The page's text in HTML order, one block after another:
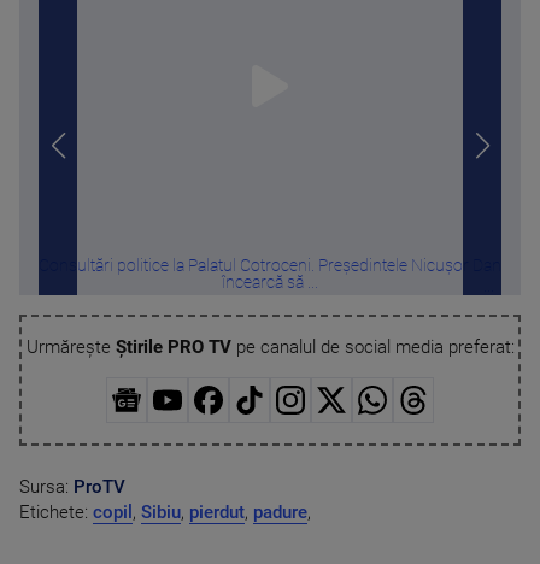
Consultări politice la Palatul Cotroceni. Președintele Nicușor Dan
încearcă să ...
Urmărește Știrile PRO TVpe canalul de social media preferat:
Sursa: ProTV
Etichete: copil , Sibiu, pierdut, padure,